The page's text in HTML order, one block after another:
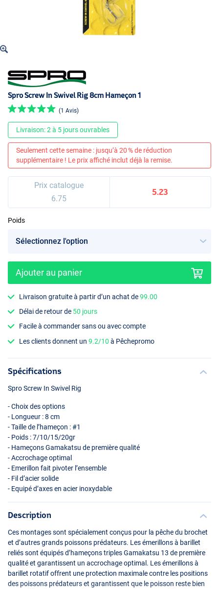
Spro Screw In Swivel Rig 8cm Hameçon 1
(1 Avis)
Livraison: 2 à 5 jours ouvrables
Seulement cette semaine : jusqu’à 20 % de réduction
supplémentaire ! Le prix affiché inclut déjà la remise.
Prix catalogue
6.75
5.23
Poids
Ajouter au panier
Livraison gratuite à partir d’un achat de99.00
Délai de retour de 50 jours
Facile à commander sans ou avec compte
Les clients donnent un9.2/10 à Pêchepromo
Spécifications
Spro Screw In Swivel Rig
- Choix des options
- Longueur : 8 cm
- Taille de l’hameçon : #1
- Poids : 7/10/15/20gr
- Hameçons Gamakatsu de première qualité
- Accrochage optimal
- Emerillon fait pivoter l’ensemble
- Fil d’acier solide
- Equipé d’axes en acier inoxydable
Description
Ces montages sont spécialement conçus pour la pêche du brochet
et d’autres grands poissons prédateurs. Les émerillons à barillet
reliés sont équipés d’hameçons triples Gamakatsu 13 de première
qualité et garantissent un accrochage optimal. Les émerillons à
barillet rotatif offrent une protection maximale contre les positions
des poissons prédateurs et garantissent que le poisson reste bien